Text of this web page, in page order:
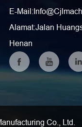
E-Mail:
Alamat:Jalan
Henan
Co., Ltd.